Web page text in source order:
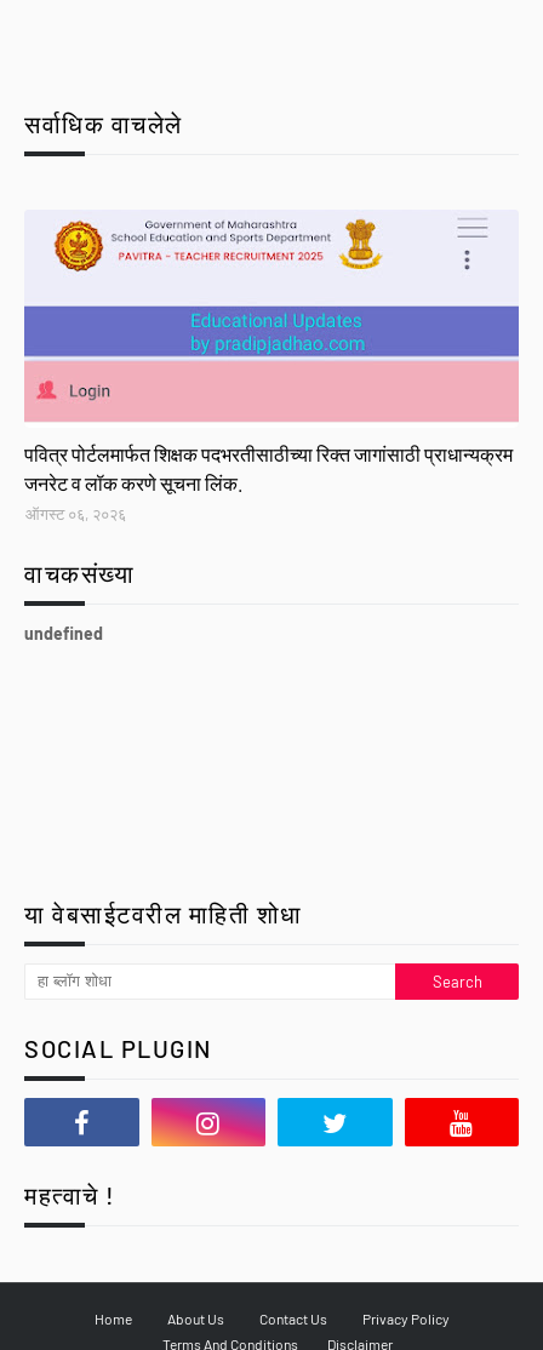
सर्वाधिक वाचलेले
पवित्र पोर्टलमार्फत शिक्षक पदभरतीसाठीच्या रिक्त जागांसाठी प्राधान्यक्रम
जनरेट व लॉक करणे सूचना लिंक.
ऑगस्ट ०६, २०२६
वाचकसंख्या
undefned
या वेबसाईटवरील माहिती शोधा
SOCIAL PLUGIN
महत्वाचे !
Home About Us Contact Us
Privacy Policy
Terms And Conditions
Disclaimer